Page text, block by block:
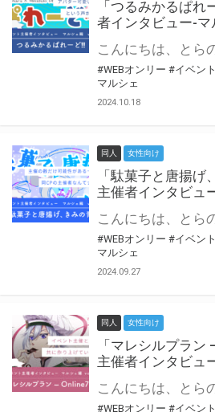
「つるみかるぱれ
者インタビュー-
#WEBオンリー #イベン
マルシェ
2024.10.18
同人 女性向け
「駄菓子と唐揚げ
主催者インタビュ
#WEBオンリー #イベン
マルシェ
2024.09.27
同人 女性向け
「マレシルプラン
主催者インタビュ
#WEBオンリー #イベン